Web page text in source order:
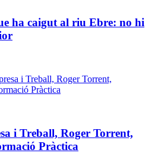
ha caigut al riu Ebre: no hi
i Treball, Roger Torrent,
Pràctica